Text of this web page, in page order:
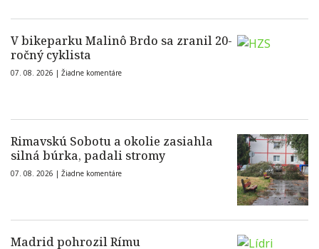
V bikeparku Malinô Brdo sa zranil 20-
ročný cyklista
07. 08. 2026 | Žiadne komentáre
Rimavskú Sobotu a okolie zasiahla
silná búrka, padali stromy
07. 08. 2026 | Žiadne komentáre
Madrid pohrozil Rímu